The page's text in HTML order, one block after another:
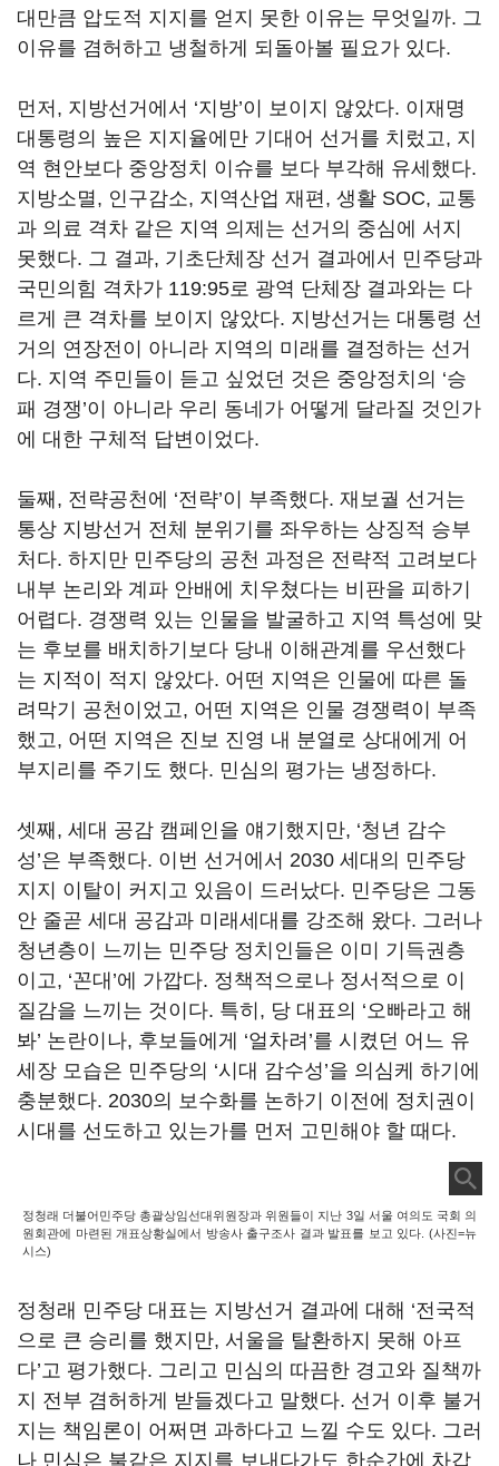
대만큼 압도적 지지를 얻지 못한 이유는 무엇일까. 그
이유를 겸허하고 냉철하게 되돌아볼 필요가 있다.
먼저, 지방선거에서 ‘지방’이 보이지 않았다. 이재명
대통령의 높은 지지율에만 기대어 선거를 치렀고, 지
역 현안보다 중앙정치 이슈를 보다 부각해 유세했다.
지방소멸, 인구감소, 지역산업 재편, 생활 SOC, 교통
과 의료 격차 같은 지역 의제는 선거의 중심에 서지
못했다. 그 결과, 기초단체장 선거 결과에서 민주당과
국민의힘 격차가 119:95로 광역 단체장 결과와는 다
르게 큰 격차를 보이지 않았다. 지방선거는 대통령 선
거의 연장전이 아니라 지역의 미래를 결정하는 선거
다. 지역 주민들이 듣고 싶었던 것은 중앙정치의 ‘승
패 경쟁’이 아니라 우리 동네가 어떻게 달라질 것인가
에 대한 구체적 답변이었다.
둘째, 전략공천에 ‘전략’이 부족했다. 재보궐 선거는
통상 지방선거 전체 분위기를 좌우하는 상징적 승부
처다. 하지만 민주당의 공천 과정은 전략적 고려보다
내부 논리와 계파 안배에 치우쳤다는 비판을 피하기
어렵다. 경쟁력 있는 인물을 발굴하고 지역 특성에 맞
는 후보를 배치하기보다 당내 이해관계를 우선했다
는 지적이 적지 않았다. 어떤 지역은 인물에 따른 돌
려막기 공천이었고, 어떤 지역은 인물 경쟁력이 부족
했고, 어떤 지역은 진보 진영 내 분열로 상대에게 어
부지리를 주기도 했다. 민심의 평가는 냉정하다.
셋째, 세대 공감 캠페인을 얘기했지만, ‘청년 감수
성’은 부족했다. 이번 선거에서 2030 세대의 민주당
지지 이탈이 커지고 있음이 드러났다. 민주당은 그동
안 줄곧 세대 공감과 미래세대를 강조해 왔다. 그러나
청년층이 느끼는 민주당 정치인들은 이미 기득권층
이고, ‘꼰대’에 가깝다. 정책적으로나 정서적으로 이
질감을 느끼는 것이다. 특히, 당 대표의 ‘오빠라고 해
봐’ 논란이나, 후보들에게 ‘얼차려’를 시켰던 어느 유
세장 모습은 민주당의 ‘시대 감수성’을 의심케 하기에
충분했다. 2030의 보수화를 논하기 이전에 정치권이
시대를 선도하고 있는가를 먼저 고민해야 할 때다.
정청래 더불어민주당 총괄상임선대위원장과 위원들이 지난 3일 서울 여의도 국회 의
원회관에 마련된 개표상황실에서 방송사 출구조사 결과 발표를 보고 있다. (사진=뉴
시스)
정청래 민주당 대표는 지방선거 결과에 대해 ‘전국적
으로 큰 승리를 했지만, 서울을 탈환하지 못해 아프
다’고 평가했다. 그리고 민심의 따끔한 경고와 질책까
지 전부 겸허하게 받들겠다고 말했다. 선거 이후 불거
지는 책임론이 어쩌면 과하다고 느낄 수도 있다. 그러
나 민심은 불같은 지지를 보내다가도 한순간에 차갑